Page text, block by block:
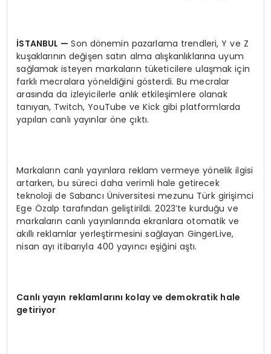
İSTANBUL —Son dönemin pazarlama trendleri, Y ve Z
kuşaklarının değişen satın alma alışkanlıklarına uyum
sağlamak isteyen markaların tüketicilere ulaşmak için
farklı mecralara yöneldiğini gösterdi. Bu mecralar
arasında da izleyicilerle anlık etkileşimlere olanak
tanıyan, Twitch, YouTube ve Kick gibi platformlarda
yapılan canlı yayınlar öne çıktı.
Markaların canlı yayınlara reklam vermeye yönelik ilgisi
artarken, bu süreci daha verimli hale getirecek
teknoloji de Sabancı Üniversitesi mezunu Türk girişimci
Ege Özalp tarafından geliştirildi. 2023’te kurduğu ve
markaların canlı yayınlarında ekranlara otomatik ve
akıllı reklamlar yerleştirmesini sağlayan GingerLive,
nisan ayı itibarıyla 400 yayıncı eşiğini aştı.
Canlı yayın reklamlarını kolay ve demokratik hale
getiriyor